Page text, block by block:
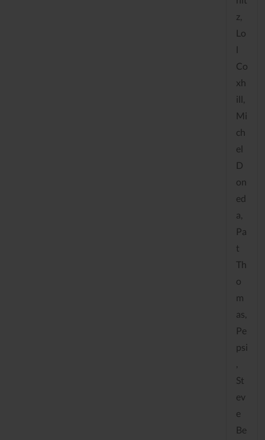
z,
Lo
l
Co
xh
ill,
Mi
ch
el
D
on
ed
a,
Pa
t
Th
o
m
as,
Pe
psi
,
St
ev
e
Be